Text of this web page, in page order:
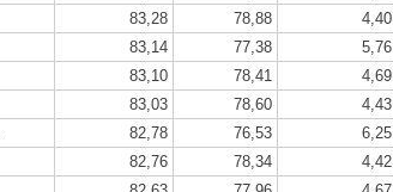
83,28 78,88
4,40
83,14 77,38
5,76
83,10 78,41
4,69
83,03 78,60
4,43
82,78 76,53
6,25
82,76 78,34
4,42